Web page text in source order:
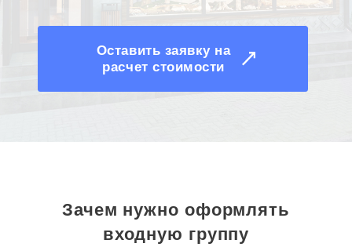
Оставить заявку на
расчет стоимости
Зачем нужно оформлять
входную группу